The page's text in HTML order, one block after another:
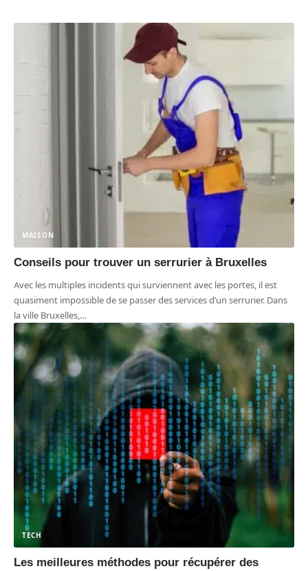
MAISON
Conseils pour trouver un serrurier à Bruxelles
Avec les multiples incidents qui surviennent avec les portes, il est
quasiment impossible de se passer des services d’un serrurier. Dans
la ville Bruxelles,…
TECH
Les meilleures méthodes pour récupérer des